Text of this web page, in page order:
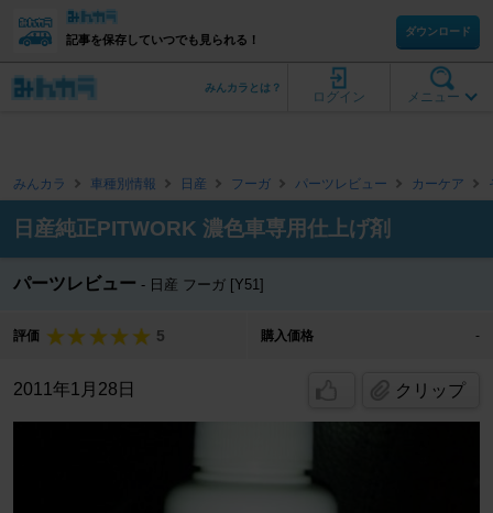
記事を保存していつでも見られる！
ダウンロード
メニュー
ログイン
みんカラとは？
みんカラ 車種別情報 日産 フーガ パーツレビュー カーケア
日産純正PITWORK 濃色車専用仕上げ剤
パーツレビュー 日産 フーガ [Y51]
評価 5 購入価格 -
2011年1月28日 クリップ